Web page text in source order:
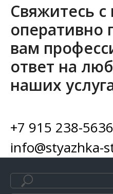
Свяжитесь
оперативно
вам
ответ на
наших
+7 915 238-5636
info@styazhka-